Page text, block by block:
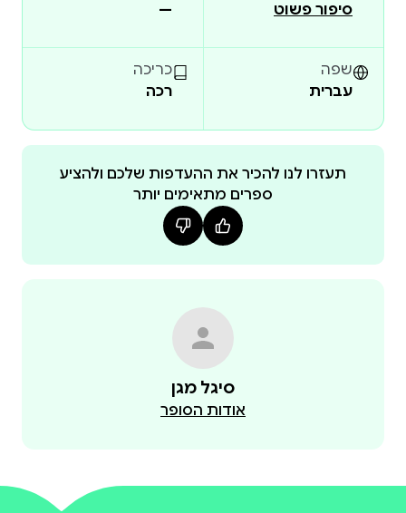
סיפור פשוט
—
שפה
עברית
כריכה
רכה
תעזרו לנו להכיר את ההעדפות שלכם ולהציע
ספרים מתאימים יותר
סיגל מגן
אודות הסופר